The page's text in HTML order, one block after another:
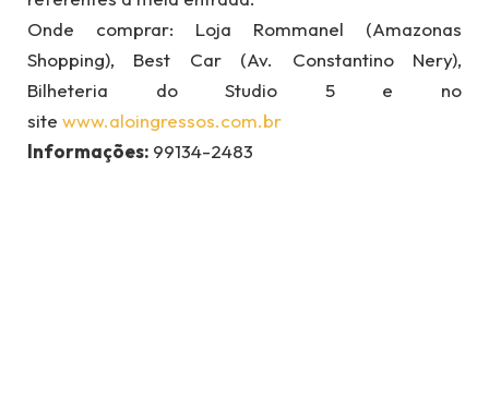
Onde comprar: Loja Rommanel (Amazonas
Shopping), Best Car (Av. Constantino Nery),
Bilheteria do Studio 5 e no
site www.aloingressos.com.br
Informações: 99134-2483